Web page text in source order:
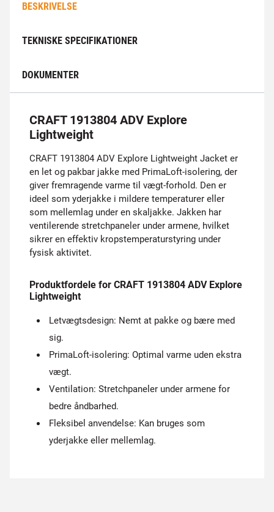
BESKRIVELSE
TEKNISKE SPECIFIKATIONER
DOKUMENTER
CRAFT 1913804 ADV Explore
Lightweight
CRAFT 1913804 ADV Explore Lightweight Jacket er
en let og pakbar jakke med PrimaLoft-isolering, der
giver fremragende varme til vægt-forhold. Den er
ideel som yderjakke i mildere temperaturer eller
som mellemlag under en skaljakke. Jakken har
ventilerende stretchpaneler under armene, hvilket
sikrer en effektiv kropstemperaturstyring under
fysisk aktivitet.
Produktfordele for CRAFT 1913804 ADV Explore
Lightweight
Letvægtsdesign: Nemt at pakke og bære med
sig.
PrimaLoft-isolering: Optimal varme uden ekstra
vægt.
Ventilation: Stretchpaneler under armene for
bedre åndbarhed.
Fleksibel anvendelse: Kan bruges som
yderjakke eller mellemlag.